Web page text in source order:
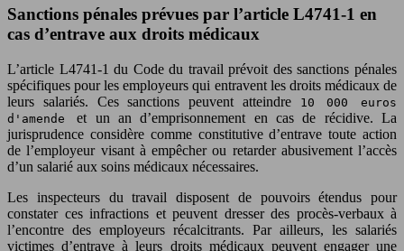
Sanctions pénales prévues par l’article L4741-1 en
cas d’entrave aux droits médicaux
L’article L4741-1 du Code du travail prévoit des sanctions pénales
spécifiques pour les employeurs qui entravent les droits médicaux de
leurs salariés. Ces sanctions peuvent atteindre
10 000 euros
d'amendeet un an d’emprisonnement en cas de récidive. La
jurisprudence considère comme constitutive d’entrave toute action
de l’employeur visant à empêcher ou retarder abusivement l’accès
d’un salarié aux soins médicaux nécessaires.
Les inspecteurs du travail disposent de pouvoirs étendus pour
constater ces infractions et peuvent dresser des procès-verbaux à
l’encontre des employeurs récalcitrants. Par ailleurs, les salariés
victimes d’entrave à leurs droits médicaux peuvent engager une